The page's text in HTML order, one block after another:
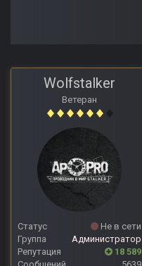
Wolfstalker
Ветеран
Статус
Не в сети
Группа
Администратор
Репутация
18 589